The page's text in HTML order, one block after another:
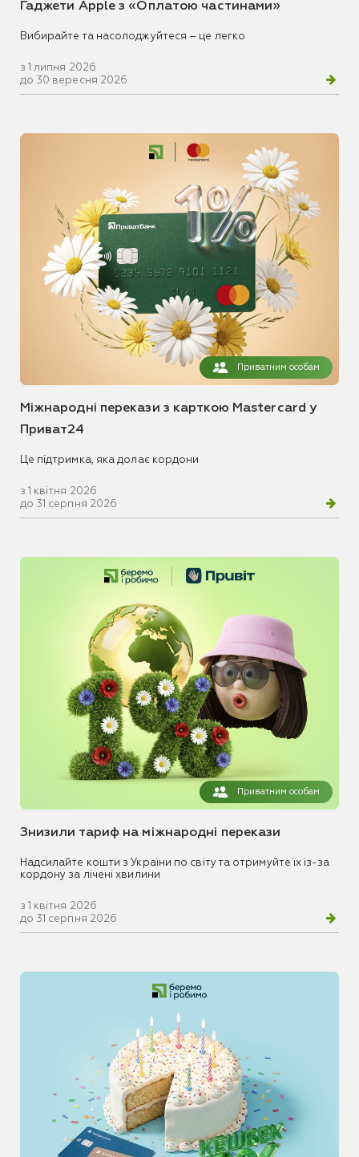
Гаджети Apple з «Оплатою частинами»
Вибирайте та насолоджуйтеся – це легко
з 1 липня 2026
до 30 вересня 2026
Приватним особам
Міжнародні перекази з карткою Mastercard у
Приват24
Це підтримка, яка долає кордони
з 1 квітня 2026
до 31 серпня 2026
Приватним особам
Знизили тариф на міжнародні перекази
Надсилайте кошти з України по світу та отримуйте їх із-за
кордону за лічені хвилини
з 1 квітня 2026
до 31 серпня 2026